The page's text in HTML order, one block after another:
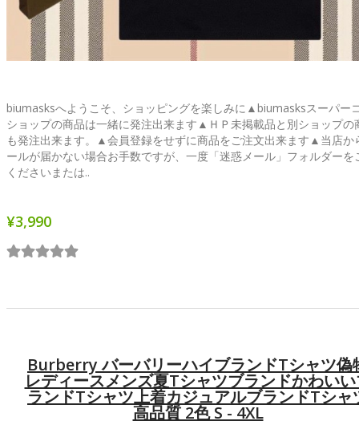
biumasksへようこそ、ショッピングを楽しみに▲biumasksスーパー
ショップの商品は一緒に発注出来ます▲ＨＰ未掲載品と別ショップの
も発注出来ます。▲会員登録をせずに商品をご注文出来ます▲当店か
ールが届かない場合お手数ですが、一度「迷惑メール」フォルダーを
くださいまたは..
¥3,990
Burberry バーバリーハイブランドtシャツ偽
レディースメンズ夏tシャツブランドかわい
ランドtシャツ上着カジュアルブランドtシャ
高品質 2色 S - 4XL